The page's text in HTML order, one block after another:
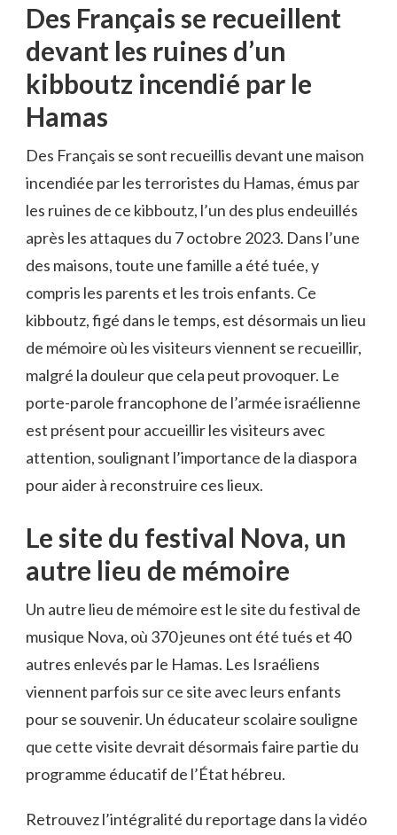
Des Français se recueillent
devant les ruines d’un
kibboutz incendié par le
Hamas
Des Français se sont recueillis devant une maison
incendiée par les terroristes du Hamas, émus par
les ruines de ce kibboutz, l’un des plus endeuillés
après les attaques du 7 octobre 2023. Dans l’une
des maisons, toute une famille a été tuée, y
compris les parents et les trois enfants. Ce
kibboutz, figé dans le temps, est désormais un lieu
de mémoire où les visiteurs viennent se recueillir,
malgré la douleur que cela peut provoquer. Le
porte-parole francophone de l’armée israélienne
est présent pour accueillir les visiteurs avec
attention, soulignant l’importance de la diaspora
pour aider à reconstruire ces lieux.
Le site du festival Nova, un
autre lieu de mémoire
Un autre lieu de mémoire est le site du festival de
musique Nova, où 370 jeunes ont été tués et 40
autres enlevés par le Hamas. Les Israéliens
viennent parfois sur ce site avec leurs enfants
pour se souvenir. Un éducateur scolaire souligne
que cette visite devrait désormais faire partie du
programme éducatif de l’État hébreu.
Retrouvez l’intégralité du reportage dans la vidéo